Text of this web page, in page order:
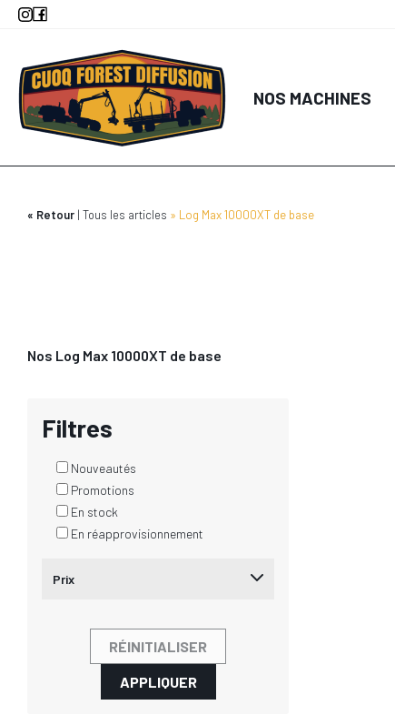
Aller
principal
NOS MACHINES
Retour Tous les articles Log Max 10000XT de base
Nos Log Max 10000XT de base
Filtres
Nouveautés
Promotions
En stock
En réapprovisionnement
Prix
RÉINITIALISER
APPLIQUER